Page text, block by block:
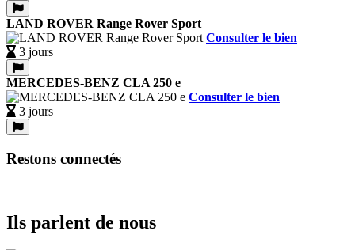
LAND ROVER Range Rover Sport
Consulter le bien
3 jours
MERCEDES-BENZ CLA 250 e
Consulter le bien
3 jours
Restons connectés
Ils parlent de nous